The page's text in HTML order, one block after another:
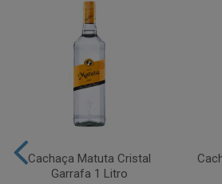
Cachaça Matuta Cristal
Garrafa 1 Litro